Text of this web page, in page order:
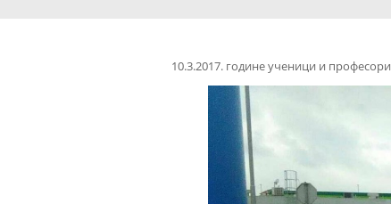
10.3.2017. године ученици и